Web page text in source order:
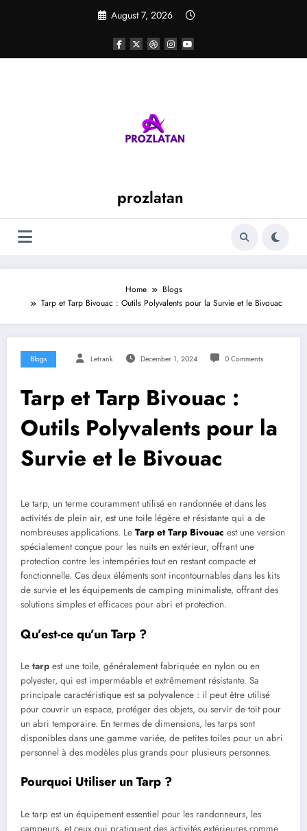
August 7, 2026
prozlatan
Home
Blogs
Tarp et Tarp Bivouac : Outils Polyvalents pour la Survie et le Bivouac
Blogs Letrank December 1, 2024 0 Comments
Tarp et Tarp Bivouac :
Outils Polyvalents pour la
Survie et le Bivouac
Le tarp, un terme couramment utilisé en randonnée et dans les
activités de plein air, est une toile légère et résistante qui a de
nombreuses applications. Le Tarp et Tarp Bivouac est une version
spécialement conçue pour les nuits en extérieur, offrant une
protection contre les intempéries tout en restant compacte et
fonctionnelle. Ces deux éléments sont incontournables dans les kits
de survie et les équipements de camping minimaliste, offrant des
solutions simples et efficaces pour abri et protection.
Qu’est-ce qu’un Tarp ?
Le tarp est une toile, généralement fabriquée en nylon ou en
polyester, qui est imperméable et extrêmement résistante. Sa
principale caractéristique est sa polyvalence : il peut être utilisé
pour couvrir un espace, protéger des objets, ou servir de toit pour
un abri temporaire. En termes de dimensions, les tarps sont
disponibles dans une gamme variée, de petites toiles pour un abri
personnel à des modèles plus grands pour plusieurs personnes.
Pourquoi Utiliser un Tarp ?
Le tarp est un équipement essentiel pour les randonneurs, les